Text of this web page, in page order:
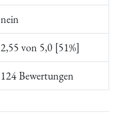
nein
2,55 von 5,0 [51%]
124 Bewertungen